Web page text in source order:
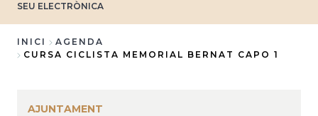
SEU ELECTRÒNICA
INICI
AGENDA
CURSA CICLISTA MEMORIAL BERNAT CAPO 1
AJUNTAMENT